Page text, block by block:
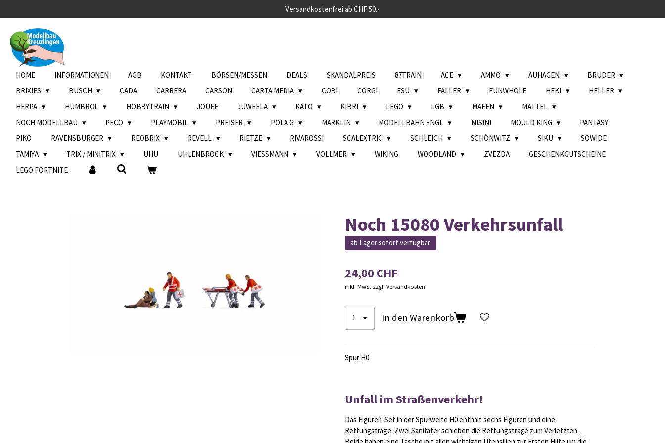
Hauptinhalt
springen
Versandkostenfrei ab CHF 50.-
HOME INFORMATIONEN AGB KONTAKT BÖRSEN/MESSEN DEALS SKANDALPREIS 87TRAIN ACE AMMO AUHAGEN
BRUDER
BRIXIES
BUSCH CADA CARRERA CARSON CARTA MEDIA COBI CORGI ESU FALLER FUNWHOLE HEKI
HELLER
HERPA
HUMBROL HOBBYTRAIN JOUEF JUWEELA KATO KIBRI LEGO LGB MAFEN
MATTEL
NOCH MODELLBAU
PECO PLAYMOBIL PREISER POLA G MÄRKLIN MODELLBAHN ENGL MISINI MOULD KING
PANTASY
PIKO
RAVENSBURGER REOBRIX REVELL RIETZE RIVAROSSI SCALEXTRIC SCHLEICH SCHÖNWITZ SIKU
SOWIDE
TAMIYA
TRIX / MINITRIX UHU UHLENBROCK VIESSMANN VOLLMER WIKING WOODLAND ZVEZDA
GESCHENKGUTSCHEINE
LEGO FORTNITE
Noch 15080 Verkehrsunfall
ab Lager sofort verfügbar
24,00 CHF
inkl. MwSt zzgl. Versandkosten
In den Warenkorb
Spur H0
Unfall im Straßenverkehr!
Das Figuren-Set in der Spurweite H0 enthält sechs Figuren und eine
Rettungstrage. Zwei Sanitäter schieben die Rettungstrage zum Verletzten.